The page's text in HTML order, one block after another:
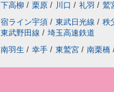
下高柳 / 栗原 / 川口 / 礼羽 / 鷲
ライン宇須 / 東武日光線 / 秩
東武野田線 / 埼玉高速鉄道
南羽生 / 幸手 / 東鷲宮 / 南栗橋